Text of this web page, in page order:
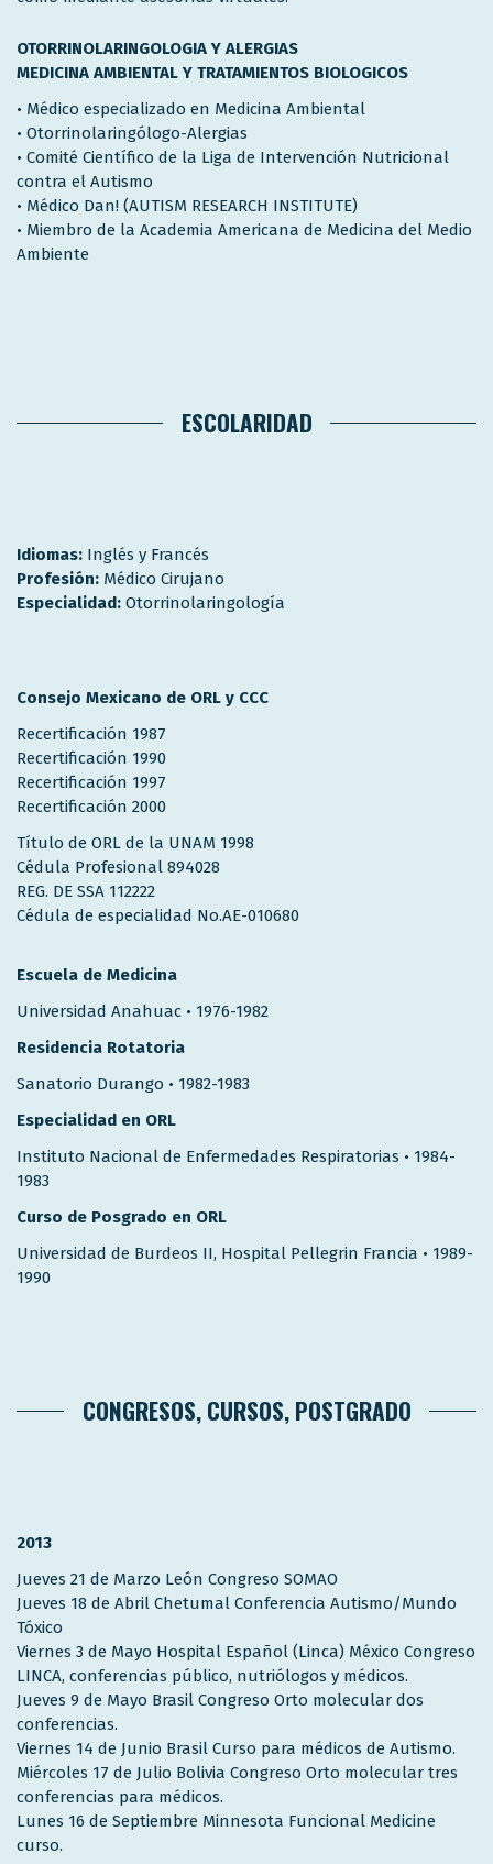
OTORRINOLARINGOLOGIA Y ALERGIAS
MEDICINA AMBIENTAL Y TRATAMIENTOS BIOLOGICOS
• Médico especializado en Medicina Ambiental
• Otorrinolaringólogo-Alergias
• Comité Científico de la Liga de Intervención Nutricional
contra el Autismo
• Médico Dan! (AUTISM RESEARCH INSTITUTE)
• Miembro de la Academia Americana de Medicina del Medio
Ambiente
ESCOLARIDAD
Idiomas: Inglés y Francés
Profesión: Médico Cirujano
Especialidad: Otorrinolaringología
Consejo Mexicano de ORL y CCC
Recertificación 1987
Recertificación 1990
Recertificación 1997
Recertificación 2000
Título de ORL de la UNAM 1998
Cédula Profesional 894028
REG. DE SSA 112222
Cédula de especialidad No.AE-010680
Escuela de Medicina
Universidad Anahuac • 1976-1982
Residencia Rotatoria
Sanatorio Durango • 1982-1983
Especialidad en ORL
Instituto Nacional de Enfermedades Respiratorias • 1984-
1983
Curso de Posgrado en ORL
Universidad de Burdeos II, Hospital Pellegrin Francia • 1989-
1990
CONGRESOS, CURSOS, POSTGRADO
2013
Jueves 21 de Marzo León Congreso SOMAO
Jueves 18 de Abril Chetumal Conferencia Autismo/Mundo
Tóxico
Viernes 3 de Mayo Hospital Español (Linca) México Congreso
LINCA, conferencias público, nutriólogos y médicos.
Jueves 9 de Mayo Brasil Congreso Orto molecular dos
conferencias.
Viernes 14 de Junio Brasil Curso para médicos de Autismo.
Miércoles 17 de Julio Bolivia Congreso Orto molecular tres
conferencias para médicos.
Lunes 16 de Septiembre Minnesota Funcional Medicine
curso.